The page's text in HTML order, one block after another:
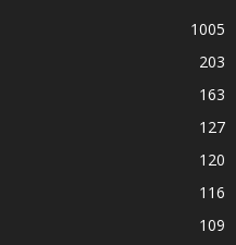
1005
203
163
127
120
116
109